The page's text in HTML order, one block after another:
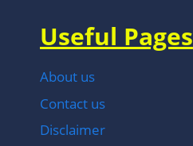
Useful Pages
About us
Contact us
Disclaimer